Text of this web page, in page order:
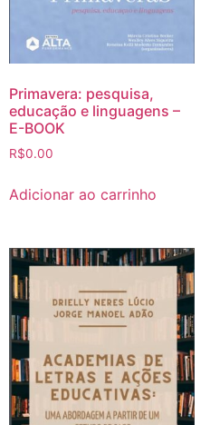
Primavera: pesquisa,
educação e linguagens –
E-BOOK
R$0.00
Adicionar ao carrinho